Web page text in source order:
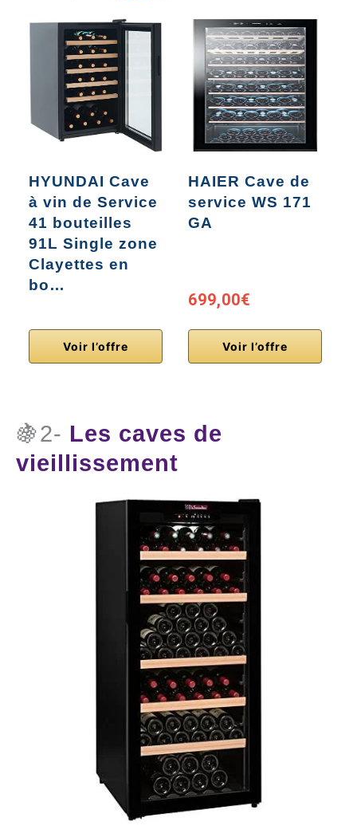
HYUNDAI Cave
à vin de Service
41 bouteilles
91L Single zone
Clayettes en
bo…
Voir l’offre
HAIER Cave de
service WS 171
GA
699,00€
Voir l’offre
🍇2- Les caves de
vieillissement